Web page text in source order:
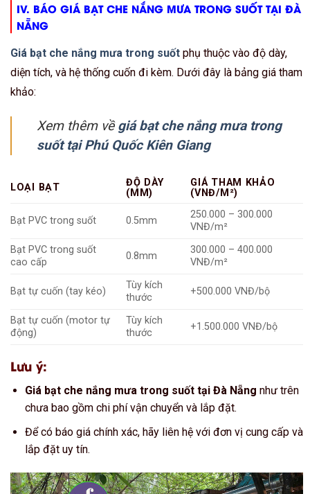
IV. BÁO GIÁ BẠT CHE NẮNG MƯA TRONG SUỐT TẠI ĐÀ
NẴNG
Giá bạt che nắng mưa trong suốt phụ thuộc vào độ dày,
diện tích, và hệ thống cuốn đi kèm. Dưới đây là bảng giá tham
khảo:
Xem thêm vềgiá bạt che nắng mưa trong
suốt tại Phú Quốc Kiên Giang
LOẠI BẠT
ĐỘ DÀY
(MM)
GIÁ THAM KHẢO
(VNĐ/M²)
Bạt PVC trong suốt 0.5mm
250.000 – 300.000
VNĐ/m²
Bạt PVC trong suốt
cao cấp
0.8mm
300.000 – 400.000
VNĐ/m²
Bạt tự cuốn (tay kéo)
Tùy kích
thước
+500.000 VNĐ/bộ
Bạt tự cuốn (motor tự
động)
Tùy kích
thước
+1.500.000 VNĐ/bộ
Lưu ý:
Giá bạt che nắng mưa trong suốt tại Đà Nẵng như trên
chưa bao gồm chi phí vận chuyển và lắp đặt.
Để có báo giá chính xác, hãy liên hệ với đơn vị cung cấp và
lắp đặt uy tín.